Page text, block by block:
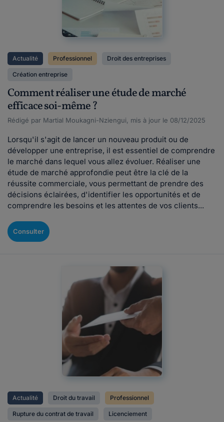
Actualité Professionnel Droit des entreprises
Création entreprise
Comment réaliser une étude de marché
efficace soi-même ?
Rédigé par Martial Moukagni-Nziengui, mis à jour le 08/12/2025
Lorsqu'il s'agit de lancer un nouveau produit ou de
développer une entreprise, il est essentiel de comprendre
le marché dans lequel vous allez évoluer. Réaliser une
étude de marché approfondie peut être la clé de la
réussite commerciale, vous permettant de prendre des
décisions éclairées, d'identifier les opportunités et de
comprendre les besoins et les attentes de vos clients...
Consulter
Actualité Droit du travail Professionnel
Rupture du contrat de travail Licenciement